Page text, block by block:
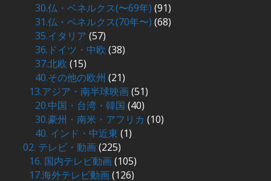
30.仏・ベネルクス(〜69年) (91)
31.仏・ベネルクス(70年〜) (68)
35.イタリア (57)
36.ドイツ・中欧 (38)
37.北欧 (15)
40.その他の欧州 (21)
13.アジア・南半球映画(51)
20.中国・台湾・韓国 (40)
30.豪州・南米・アフリカ (10)
40. インド・中近東 (1)
02. テレビ・動画(225)
16. 国内テレビ動画(105)
17.海外テレビ動画(126)